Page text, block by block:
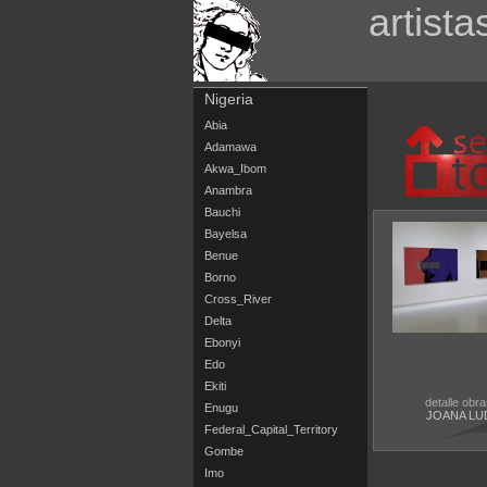
Nigeria
Abia
Adamawa
Akwa_Ibom
Anambra
Bauchi
Bayelsa
Benue
Borno
Cross_River
Delta
Ebonyi
Edo
Ekiti
Enugu
Federal_Capital_Territory
Gombe
Imo
detalle
JOANA